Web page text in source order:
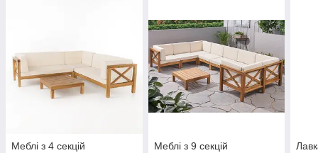
Меблі з 4 секцій Меблі з 9 секцій